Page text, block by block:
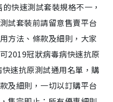
快速測試套裝規格不一，
試套裝前請留意售賣平台
方法、條款及細則，大家
2019冠狀病毒病快速抗原
速抗原測試通用名單，購
及細則，一切以訂購平台